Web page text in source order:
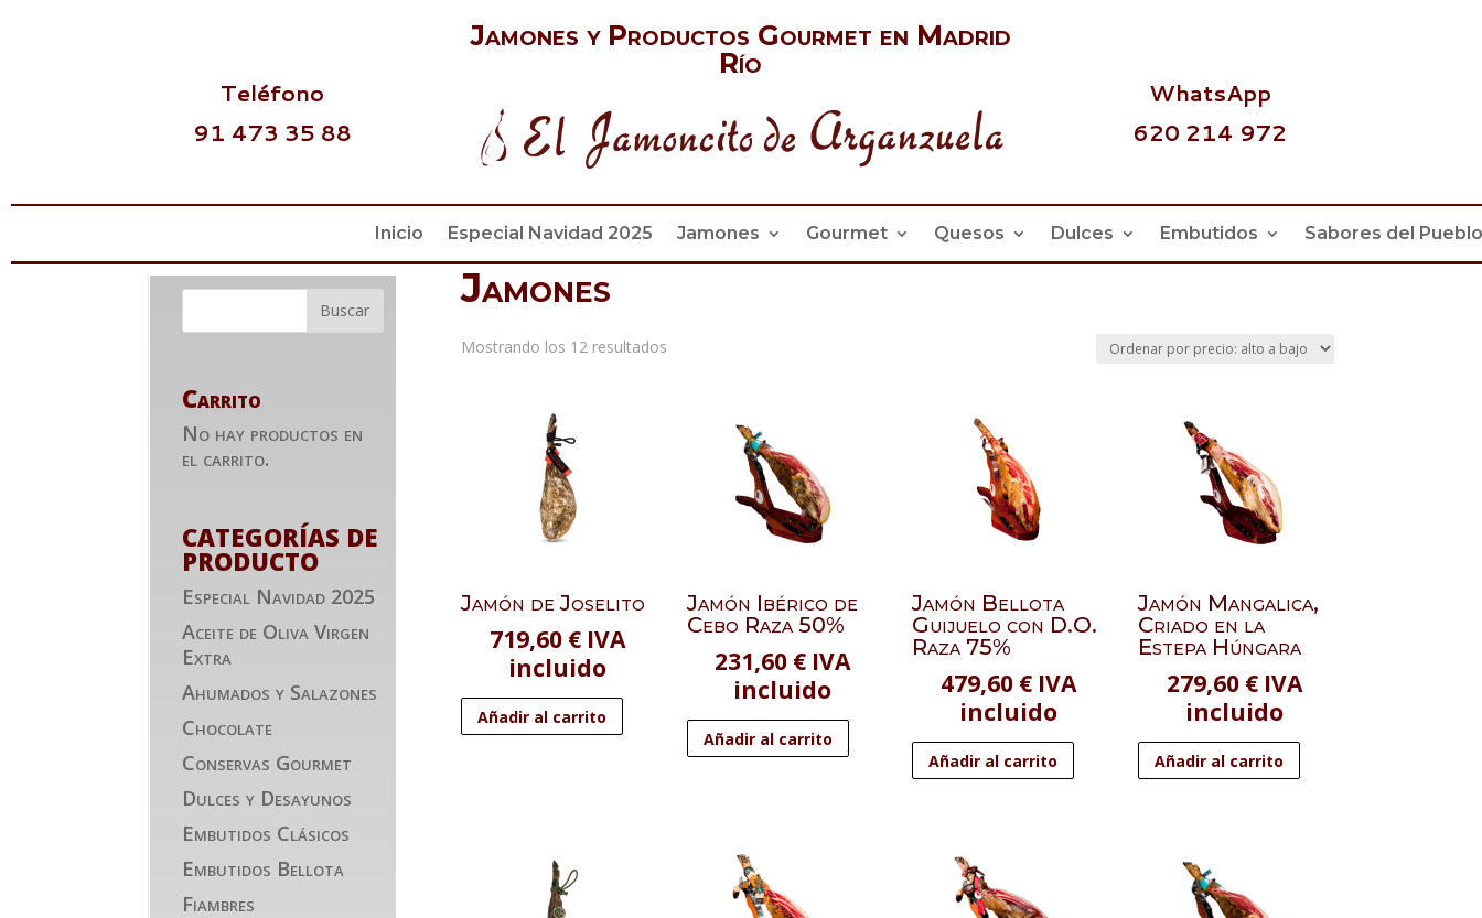
Teléfono
91 473 35 88
Jamones y Productos Gourmet en Madrid
Río
WhatsApp
620 214 972
Inicio Especial Navidad 2025 Jamones Gourmet Quesos Dulces Embutidos Sabores del Pueblo
Carrito
No hay productos en
el carrito.
CATEGORÍAS DE
PRODUCTO
Especial Navidad 2025
Aceite de Oliva Virgen
Extra
Ahumados y Salazones
Chocolate
Conservas Gourmet
Dulces y Desayunos
Embutidos Clásicos
Embutidos Bellota
Fiambres
Jamones
Mostrando los 12 resultadosOrdenado
Jamón de Joselito
719,60 € IVA
incluido
Añadir al carrito
Jamón Ibérico de
Cebo Raza 50%
231,60 € IVA
incluido
Añadir al carrito
Jamón Bellota
Guijuelo con D.O.
Raza 75%
479,60 € IVA
incluido
Añadir al carrito
Jamón Mangalica,
Criado en la
Estepa Húngara
279,60 € IVA
incluido
Añadir al carrito